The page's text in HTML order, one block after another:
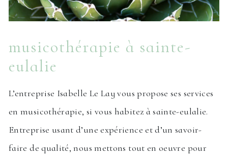
musicothérapie à sainte-
eulalie
L’entreprise Isabelle Le Lay vous propose ses services
en musicothérapie, si vous habitez à sainte-eulalie.
Entreprise usant d’une expérience et d’un savoir-
faire de qualité, nous mettons tout en oeuvre pour